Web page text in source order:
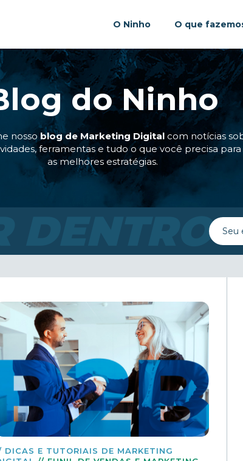
O Ninho O que
do Ninho
nosso blog de Marketing Digital com notícias
ferramentas e tudo o que você precisa para
as melhores estratégias.
DENTRO
DICAS E TUTORIAIS DE MARKETING